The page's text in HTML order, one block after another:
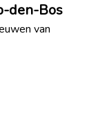
den-Bos
van